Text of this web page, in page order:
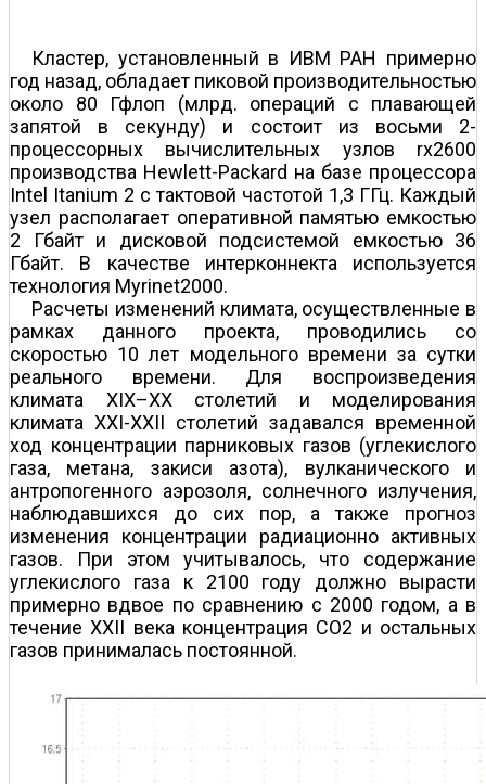
Кластер, установленный в ИВМ РАН примерно
год назад, обладает пиковой производительностью
около 80 Гфлоп (млрд. операций с плавающей
запятой в секунду) и состоит из восьми 2-
процессорных вычислительных узлов rx2600
производства Hewlett-Packard на базе процессора
Intel Itanium 2 с тактовой частотой 1,3 ГГц. Каждый
узел раcполагает оперативной памятью емкостью
2 Гбайт и дисковой подсистемой емкостью 36
Гбайт. В качестве интерконнекта используется
технология Myrinet2000.
Расчеты изменений климата, осуществленные в
рамках данного проекта, проводились со
скоростью 10 лет модельного времени за сутки
реального времени. Для воспроизведения
климата XIX–XX столетий и моделирования
климата XXI-XXII столетий задавался временной
ход концентрации парниковых газов (углекислого
газа, метана, закиси азота), вулканического и
антропогенного аэрозоля, солнечного излучения,
наблюдавшихся до сих пор, а также прогноз
изменения концентрации радиационно активных
газов. При этом учитывалось, что содержание
углекислого газа к 2100 году должно вырасти
примерно вдвое по сравнению с 2000 годом, а в
течение XXII века концентрация СО2 и остальных
газов принималась постоянной.